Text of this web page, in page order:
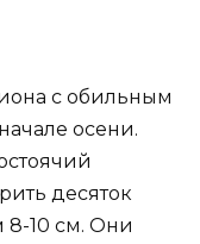
с обильным
осени.
десяток
8-10 см. Они